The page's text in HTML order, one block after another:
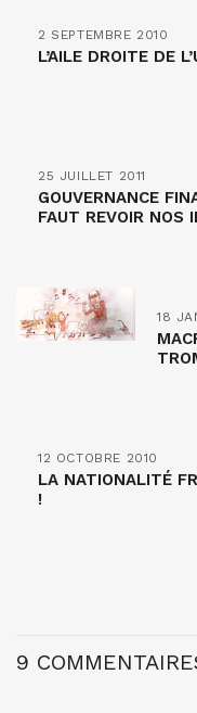
2 SEPTEMBRE 2010
L’AILE DROITE DE
25 JUILLET 2011
GOUVERNANCE
FAUT REVOIR NOS
18
12 OCTOBRE 2010
LA NATIONALITÉ
!
9